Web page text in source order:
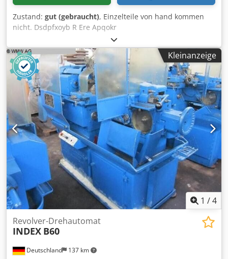
Zustand: gut (gebraucht), Einzelteile von hand kommen
nicht. Dsdpfxoyb R Ere Apqokr
Kleinanzeige
1 /4
Deutschland 137 km
Revolver-Drehautomat
INDEX B60